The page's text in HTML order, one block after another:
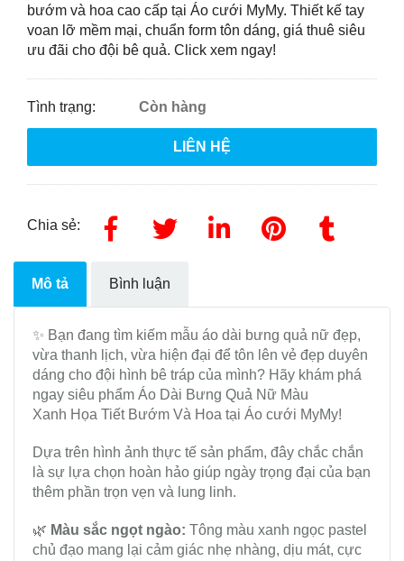
bướm và hoa cao cấp tại Áo cưới MyMy. Thiết kế tay
voan lỡ mềm mại, chuẩn form tôn dáng, giá thuê siêu
ưu đãi cho đội bê quả. Click xem ngay!
Tình trạng: Còn hàng
LIÊN HỆ
Chia sẻ:
Mô tả Bình luận
✨ Bạn đang tìm kiếm mẫu áo dài bưng quả nữ đẹp,
vừa thanh lịch, vừa hiện đại để tôn lên vẻ đẹp duyên
dáng cho đội hình bê tráp của mình? Hãy khám phá
ngay siêu phẩm Áo Dài Bưng Quả Nữ Màu
Xanh Họa Tiết Bướm Và Hoa tại Áo cưới MyMy!
Dựa trên hình ảnh thực tế sản phẩm, đây chắc chắn
là sự lựa chọn hoàn hảo giúp ngày trọng đại của bạn
thêm phần trọn vẹn và lung linh.
🌿 Màu sắc ngọt ngào: Tông màu xanh ngọc pastel
chủ đạo mang lại cảm giác nhẹ nhàng, dịu mát, cực